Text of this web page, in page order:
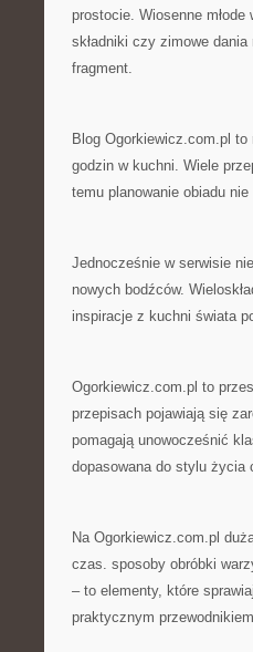
prostocie. Wiosenne
składniki czy zimowe
fragment.
Blog Ogorkiewicz.com.pl
godzin w kuchni. Wiele
temu planowanie obiadu
Jednocześnie w serwisie
nowych bodźców.
inspiracje z kuchni świata
Ogorkiewicz.com.pl to
przepisach pojawiają się
pomagają unowocześnić
dopasowana do stylu życia
Na Ogorkiewicz.com.pl
czas. sposoby obróbki
– to elementy, które
praktycznym